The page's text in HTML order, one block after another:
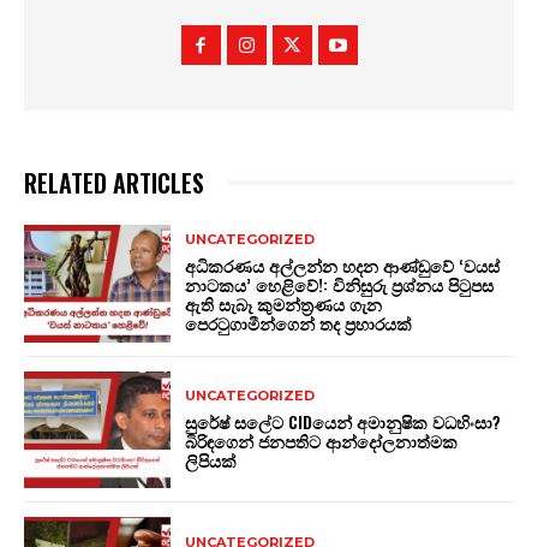
RELATED ARTICLES
UNCATEGORIZED
අධිකරණය අල්ලන්න හදන ආණ්ඩුවේ ‘වයස්
නාටකය’ හෙළිවේ!: විනිසුරු ප්‍රශ්නය පිටුපස
ඇති සැබෑ කුමන්ත්‍රණය ගැන
පෙරටුගාමීන්ගෙන් තද ප්‍රහාරයක්
UNCATEGORIZED
සුරේෂ් සලේට CIDයෙන් අමානුෂික වධහිංසා?
බිරිඳගෙන් ජනපතිට ආන්දෝලනාත්මක
ලිපියක්
UNCATEGORIZED